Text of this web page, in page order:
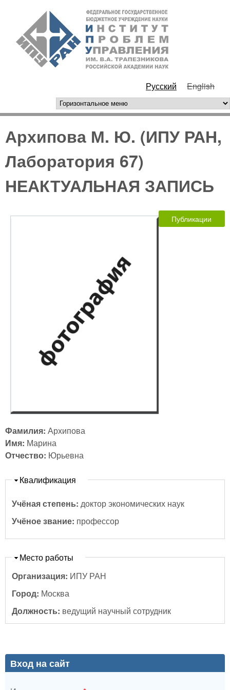
Перейти к основному
содержанию
РАН
Русский English
горизонтальное меню
Архипова М. Ю. (ИПУ РАН,
Лаборатория 67)
НЕАКТУАЛЬНАЯ ЗАПИСЬ
Публикации
Фамилия: Архипова
Имя: Марина
Отчество: Юрьевна
Скрыть
Квалификация
Учёная степень: доктор экономических наук
Учёное звание: профессор
Скрыть
Место работы
Организация: ИПУ РАН
Город: Москва
Должность: ведущий научный сотрудник
Вход на сайт